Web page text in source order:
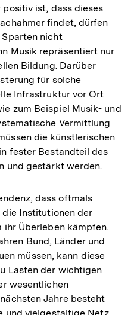
ist, dass dieses
findet, dürfen
nicht
Musik repräsentiert nur
Bildung. Darüber
für solche
Infrastruktur vor Ort
zum Beispiel Musik- und
Vermittlung
die künstlerischen
fester Bestandteil des
und gestärkt werden.
dass oftmals
Institutionen der
Überleben kämpfen.
Bund, Länder und
müssen, kann diese
Lasten der wichtigen
wesentlichen
Jahre besteht